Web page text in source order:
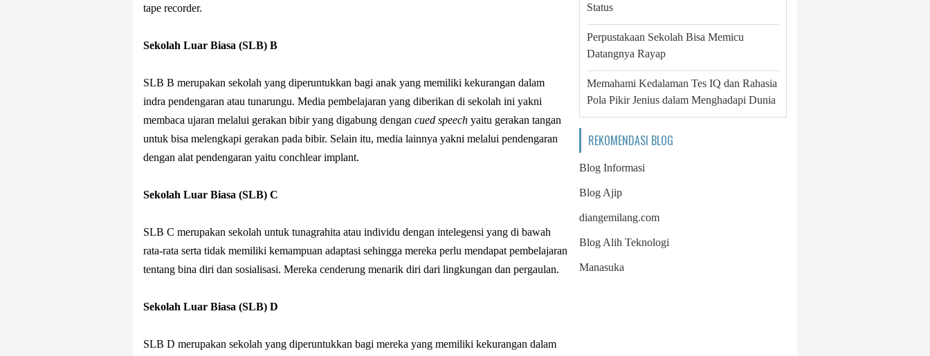
tape recorder.
Sekolah Luar Biasa (SLB) B
SLB B merupakan sekolah yang diperuntukkan bagi anak yang memiliki kekurangan dalam
indra pendengaran atau tunarungu. Media pembelajaran yang diberikan di sekolah ini yakni
membaca ujaran melalui gerakan bibir yang digabung dengan cued speech yaitu gerakan tangan
untuk bisa melengkapi gerakan pada bibir. Selain itu, media lainnya yakni melalui pendengaran
dengan alat pendengaran yaitu conchlear implant.
Sekolah Luar Biasa (SLB) C
SLB C merupakan sekolah untuk tunagrahita atau individu dengan intelegensi yang di bawah
rata-rata serta tidak memiliki kemampuan adaptasi sehingga mereka perlu mendapat pembelajaran
tentang bina diri dan sosialisasi. Mereka cenderung menarik diri dari lingkungan dan pergaulan.
Sekolah Luar Biasa (SLB) D
SLB D merupakan sekolah yang diperuntukkan bagi mereka yang memiliki kekurangan dalam
Status
Perpustakaan Sekolah Bisa Memicu
Datangnya Rayap
Memahami Kedalaman Tes IQ dan Rahasia
Pola Pikir Jenius dalam Menghadapi Dunia
REKOMENDASI BLOG
Blog Informasi
Blog Ajip
diangemilang.com
Blog Alih Teknologi
Manasuka